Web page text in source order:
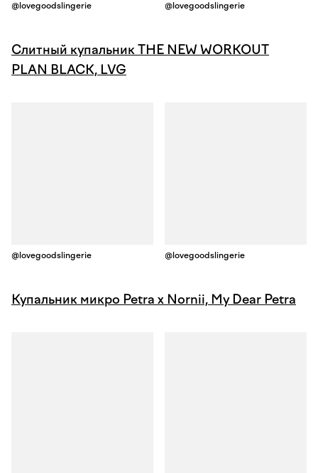
@lovegoodslingerie @lovegoodslingerie
Слитный купальник THE NEW WORKOUT
PLAN BLACK, LVG
@lovegoodslingerie @lovegoodslingerie
Купальник микро Petra x Nornii, My Dear Petra